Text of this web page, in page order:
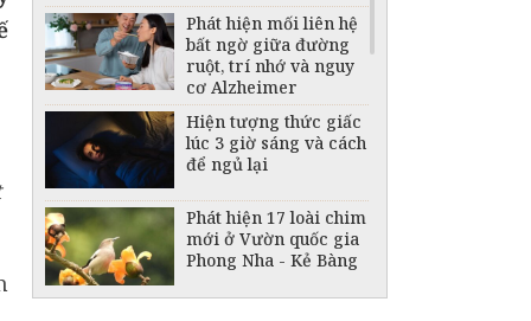
Phát hiện mối liên hệ
bất ngờ giữa đường
ruột, trí nhớ và nguy
cơ Alzheimer
Hiện tượng thức giấc
lúc 3 giờ sáng và cách
để ngủ lại
Phát hiện 17 loài chim
mới ở Vườn quốc gia
Phong Nha - Kẻ Bàng